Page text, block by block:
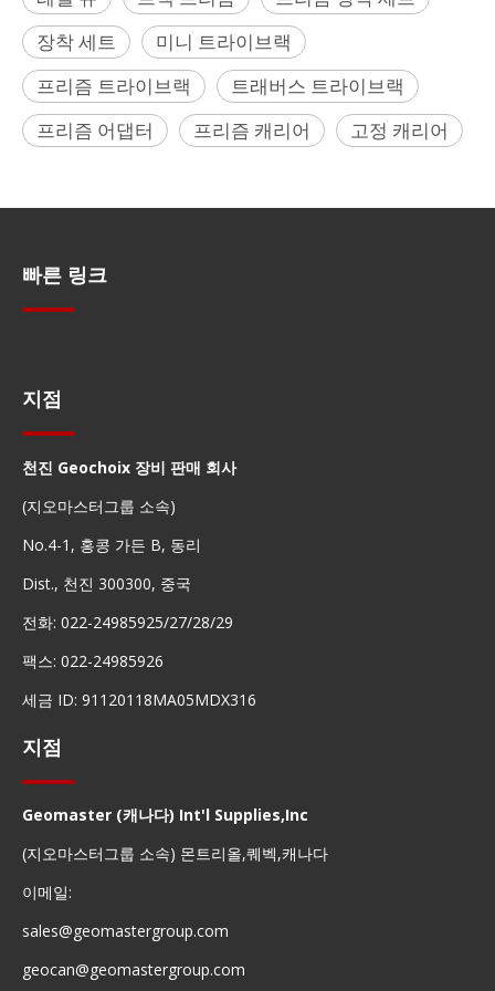
장착 세트
미니 트라이브랙
프리즘 트라이브랙
트래버스 트라이브랙
프리즘 어댑터
프리즘 캐리어 고정 캐리어
빠른 링크
지점
천진 Geochoix 장비 판매 회사
(지오마스터그룹 소속)
No.4-1, 홍콩 가든 B, 동리
Dist., 천진 300300, 중국
전화: 022-24985925/27/28/29
팩스: 022-24985926
세금 ID: 91120118MA05MDX316
지점
Geomaster (캐나다) Int'l Supplies,Inc
(지오마스터그룹 소속) 몬트리올,퀘벡,캐나다
이메일:
sales@geomastergroup.com
geocan@geomastergroup.com